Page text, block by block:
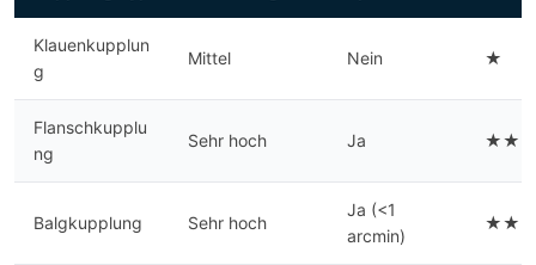
Klauenkupplun
g
Mittel Nein ★
Flanschkupplu
ng
Sehr hoch Ja ★★
Balgkupplung Sehr hoch
Ja (<1
arcmin)